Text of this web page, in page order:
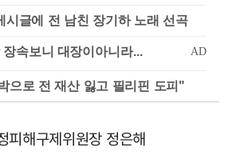
시글에 전 남친 장기하 노래 선곡
으로 전 재산 잃고 필리핀 도피"
해구제위원장 정은해